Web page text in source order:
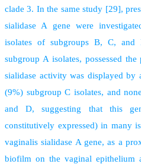
clade 3. In the same study [29],
sialidase A gene were
isolates of subgroups B, C,
subgroup A isolates, possessed
sialidase activity was displayed by
(9%) subgroup C isolates, and
and D, suggesting that this
constitutively expressed) in many
vaginalis sialidase A gene, as a
biofilm on the vaginal epithelium